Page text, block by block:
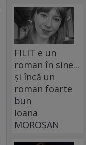
FILIT e un
roman în sine...
și încă un
roman foarte
bun
Ioana
MOROȘAN